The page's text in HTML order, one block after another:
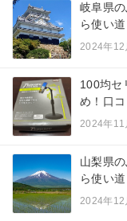
岐阜県
ら使い
2024年12
100均セ
め！口
2024年11
山梨県
ら使い
2024年12